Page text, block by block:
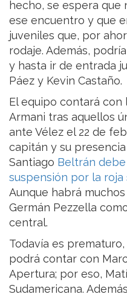
hecho, se espera que
ese encuentro y que
juveniles que, por
rodaje. Además,
y hasta ir de entrada
Páez y Kevin Castaño.
El equipo contará con
Armani tras aquellos
ante Vélez el 22 de
capitán y su
Santiago Beltrán
suspensión por la roja
Aunque habrá
Germán Pezzella
central.
Todavía es
podrá contar con
Apertura; por eso,
Sudamericana.